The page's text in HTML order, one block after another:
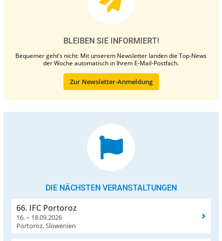
BLEIBEN SIE INFORMIERT!
Bequemer geht’s nicht: Mit unserem Newsletter landen die Top-News
der Woche automatisch in Ihrem E-Mail-Postfach.
Zur Newsletter-Anmeldung
DIE NÄCHSTEN VERANSTALTUNGEN
66. IFC Portoroz
16. – 18.09.2026
Portoroz, Slowenien